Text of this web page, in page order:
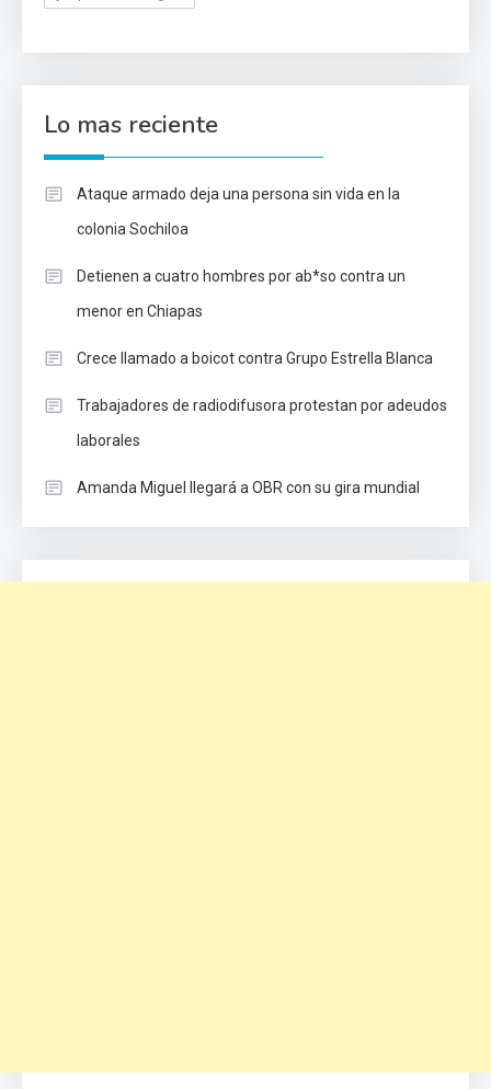
Lo mas reciente
Ataque armado deja una persona sin vida en la
colonia Sochiloa
Detienen a cuatro hombres por ab*so contra un
menor en Chiapas
Crece llamado a boicot contra Grupo Estrella Blanca
Trabajadores de radiodifusora protestan por adeudos
laborales
Amanda Miguel llegará a OBR con su gira mundial